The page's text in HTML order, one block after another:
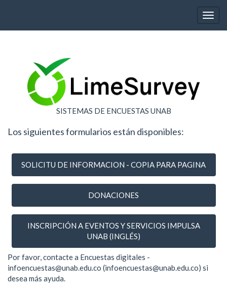
SISTEMAS DE ENCUESTAS UNAB
Los siguientes formularios están disponibles:
SOLICITU DE INFORMACION - COPIA PARA PAGINA
DONACIONES
INSCRIPCIÓN A EVENTOS Y SERVICIOS IMPULSA
UNAB (INGLÉS)
Por favor, contacte a Encuestas digitales -
infoencuestas@unab.edu.co (infoencuestas@unab.edu.co) si
desea más ayuda.